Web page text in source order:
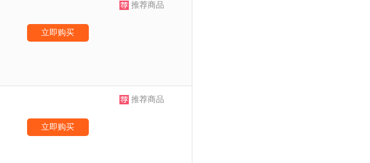
立即购买
推荐商品
立即购买
推荐商品